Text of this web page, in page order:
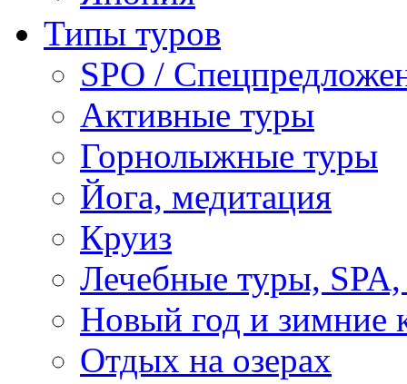
Типы туров
SPO /
Активные туры
Горнолыжные туры
Йога, медитация
Круиз
Лечебные туры, SPA,
Новый год и зимние
Отдых на озерах